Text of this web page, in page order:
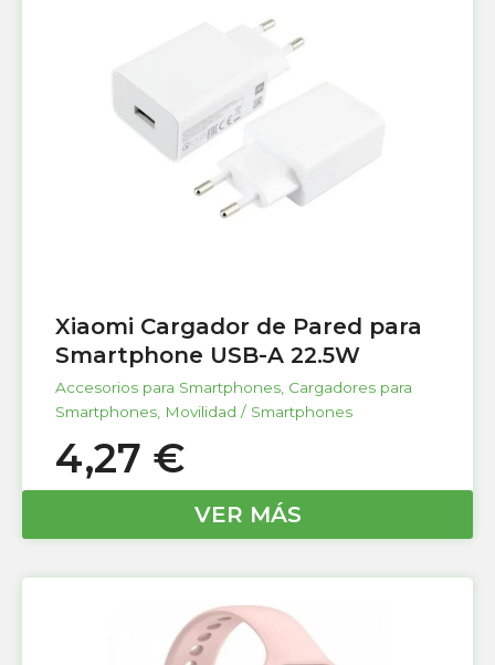
Xiaomi Cargador de Pared para
Smartphone USB-A 22.5W
Accesorios para Smartphones, Cargadores para
Smartphones, Movilidad / Smartphones
4,27 €
VER MÁS